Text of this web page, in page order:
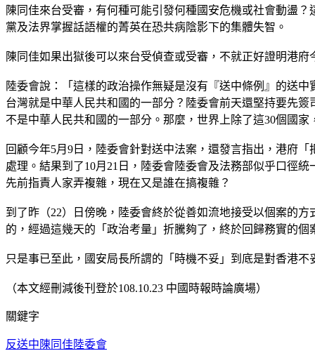
陳同佳來台受審，有何種可能引發何種國安危機或社會動盪
黨及法界掌握話語權的菁英在恐共病陰影下的集體失智。
陳同佳如果出獄後可以來台受偵查或受審，不就正好證明港
陸委會說：「這樣的政治操作無疑是沒有『送中條例』的送
台灣就是中華人民共和國的一部分？陸委會前天還堅持要先
不是中華人民共和國的一部分。那麼，世界上除了這30個國
回顧今年5月9日，陸委會針對送中法案，還發言指出，港府
處理。結果到了10月21日，陸委會陸委會及法務部似乎口徑
先前指責人家弄複雜，現在又是誰在搞複雜？
到了昨（22）日傍晚，陸委會終於從善如流地接受以個案的
的，經過這幾天的「政治考量」折騰夠了，終於回歸務實的
只是事已至此，國安局長所謂的「時機不妥」到底是對香港
（本文經刪減後刊登於108.10.23 中國時報時論廣場）
關鍵字
反送中 陳同佳 陸委會